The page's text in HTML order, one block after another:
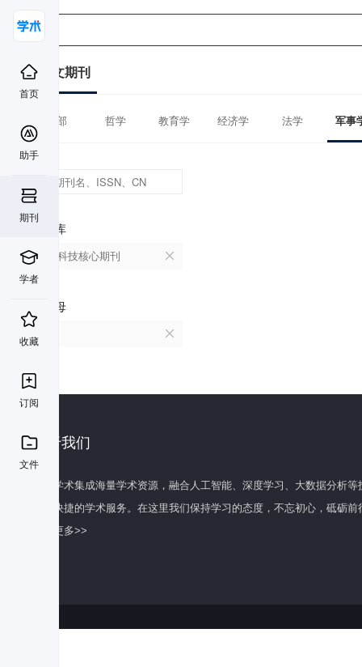
首页
助手
期刊
学者
收藏
订阅
文件
中文期刊
全部 哲学 教育学 经济学 法学 军事
数据库
中国科技核心期刊
首字母
关于我们
百度学术集成海量学术资源，融合人工智能、深度学习、大数据分析
全面快捷的学术服务。在这里我们保持学习的态度，不忘初心，砥砺前
了解更多>>